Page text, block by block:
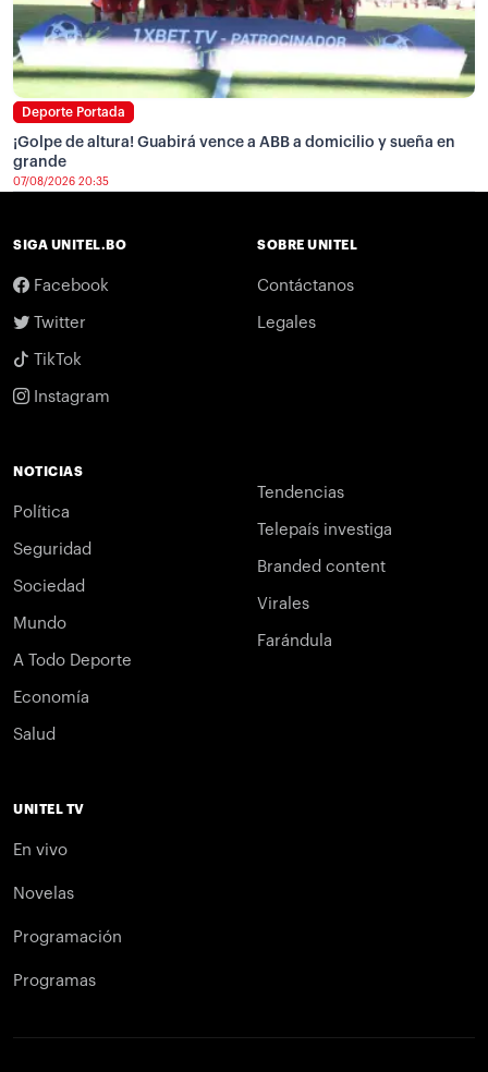
Deporte Portada
¡Golpe de altura! Guabirá vence a ABB a domicilio y sueña en
grande
07/08/2026 20:35
SIGA UNITEL.BO
Facebook
Twitter
TikTok
Instagram
SOBRE UNITEL
Contáctanos
Legales
NOTICIAS
Política
Seguridad
Sociedad
Mundo
A Todo Deporte
Economía
Salud
Tendencias
Telepaís investiga
Branded content
Virales
Farándula
UNITEL TV
En vivo
Novelas
Programación
Programas